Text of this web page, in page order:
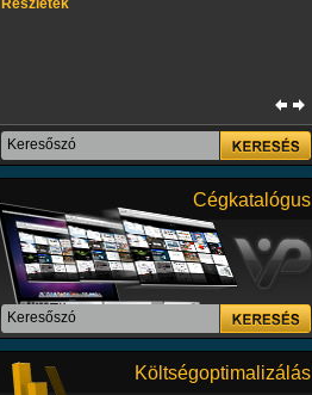
Részletek
A bizonylatok lekönyvelését
követően ellenőrizzük a
teszünk a vezetés számára
a szükséges lépések megtételére.
Részletek
A PIDÓ Gépi Földmunka és
Teherfuvarozó Korlátolt
Cégkatalógus
Költségoptimalizálás